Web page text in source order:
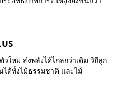
วใหม่ ส่งพลังได้ไกลกว่าเดิม วิถีลูก
ได้ทั้งไม้ธรรมชาติ และไม้